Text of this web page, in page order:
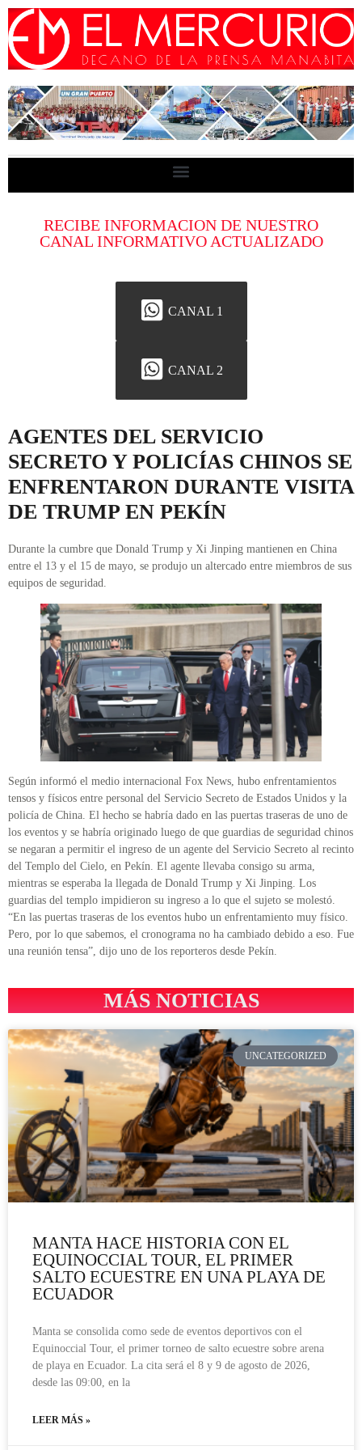
RECIBE INFORMACION DE NUESTRO
CANAL INFORMATIVO ACTUALIZADO
CANAL 1
CANAL 2
AGENTES DEL SERVICIO
SECRETO Y POLICÍAS CHINOS SE
ENFRENTARON DURANTE VISITA
DE TRUMP EN PEKÍN
Durante la cumbre que Donald Trump y Xi Jinping mantienen en China
entre el 13 y el 15 de mayo, se produjo un altercado entre miembros de sus
equipos de seguridad.
Según informó el medio internacional Fox News, hubo enfrentamientos
tensos y físicos entre personal del Servicio Secreto de Estados Unidos y la
policía de China. El hecho se habría dado en las puertas traseras de uno de
los eventos y se habría originado luego de que guardias de seguridad chinos
se negaran a permitir el ingreso de un agente del Servicio Secreto al recinto
del Templo del Cielo, en Pekín. El agente llevaba consigo su arma,
mientras se esperaba la llegada de Donald Trump y Xi Jinping. Los
guardias del templo impidieron su ingreso a lo que el sujeto se molestó.
“En las puertas traseras de los eventos hubo un enfrentamiento muy físico.
Pero, por lo que sabemos, el cronograma no ha cambiado debido a eso. Fue
una reunión tensa”, dijo uno de los reporteros desde Pekín.
MÁS NOTICIAS
UNCATEGORIZED
MANTA HACE HISTORIA CON EL
EQUINOCCIAL TOUR, EL PRIMER
SALTO ECUESTRE EN UNA PLAYA DE
ECUADOR
Manta se consolida como sede de eventos deportivos con el
Equinoccial Tour, el primer torneo de salto ecuestre sobre arena
de playa en Ecuador. La cita será el 8 y 9 de agosto de 2026,
desde las 09:00, en la
LEER MÁS »